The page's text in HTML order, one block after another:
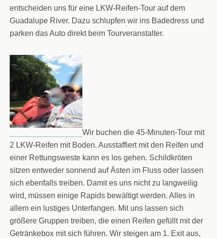
entscheiden uns für eine LKW-Reifen-Tour auf dem
Guadalupe River. Dazu schlupfen wir ins Badedress und
parken das Auto direkt beim Tourveranstalter.
Wir buchen die 45-Minuten-Tour mit
2 LKW-Reifen mit Boden. Ausstaffiert mit den Reifen und
einer Rettungsweste kann es los gehen. Schildkröten
sitzen entweder sonnend auf Ästen im Fluss oder lassen
sich ebenfalls treiben. Damit es uns nicht zu langweilig
wird, müssen einige Rapids bewältigt werden. Alles in
allem ein lustiges Unterfangen. Mit uns lassen sich
größere Gruppen treiben, die einen Reifen gefüllt mit der
Getränkebox mit sich führen. Wir steigen am 1. Exit aus,